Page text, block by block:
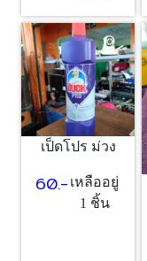
เป็ดโปร ม่วง
60.- เหลืออยู่
1 ชิ้น